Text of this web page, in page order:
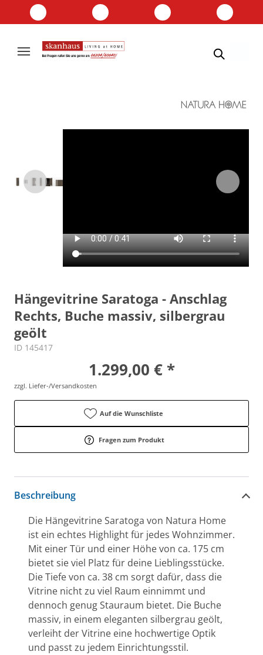
Hängevitrine Saratoga - Anschlag
Rechts, Buche massiv, silbergrau
geölt
ID 145417
1.299,00 € *
zzgl. Liefer-/Versandkosten
Auf die Wunschliste
Fragen zum Produkt
Beschreibung
Die Hängevitrine Saratoga von Natura Home
ist ein echtes Highlight für jedes Wohnzimmer.
Mit einer Tür und einer Höhe von ca. 175 cm
bietet sie viel Platz für deine Lieblingsstücke.
Die Tiefe von ca. 38 cm sorgt dafür, dass die
Vitrine nicht zu viel Raum einnimmt und
dennoch genug Stauraum bietet. Die Buche
massiv, in einem eleganten silbergrau geölt,
verleiht der Vitrine eine hochwertige Optik
und passt zu jedem Einrichtungsstil.